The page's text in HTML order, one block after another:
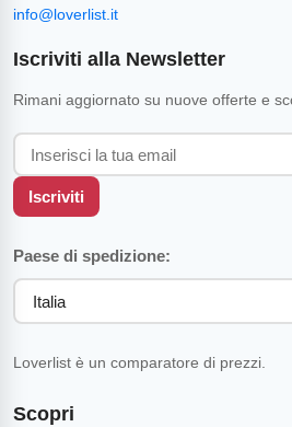
Scopri
info@loverlist.it
Iscriviti alla Newsletter
Rimani aggiornato su nuove offerte e
Iscriviti
Paese di spedizione:
Loverlist è un comparatore di prezzi.